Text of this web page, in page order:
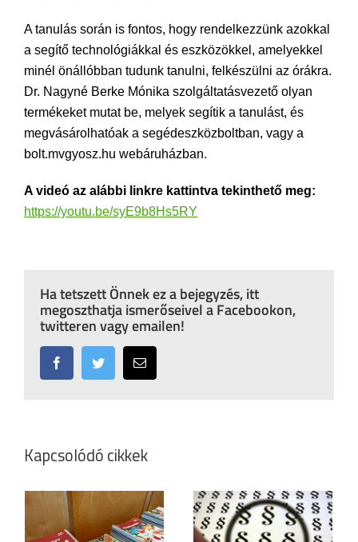
A tanulás során is fontos, hogy rendelkezzünk azokkal
a segítő technológiákkal és eszközökkel, amelyekkel
minél önállóbban tudunk tanulni, felkészülni az órákra.
Dr. Nagyné Berke Mónika szolgáltatásvezető olyan
termékeket mutat be, melyek segítik a tanulást, és
megvásárolhatóak a segédeszközboltban, vagy a
bolt.mvgyosz.hu webáruházban.
A videó az alábbi linkre kattintva tekinthető meg:
https://youtu.be/syE9b8Hs5RY
Ha tetszett Önnek ez a bejegyzés, itt
megoszthatja ismerőseivel a Facebookon,
twitteren vagy emailen!
FacebookTwitter Email:
Kapcsolódó cikkek